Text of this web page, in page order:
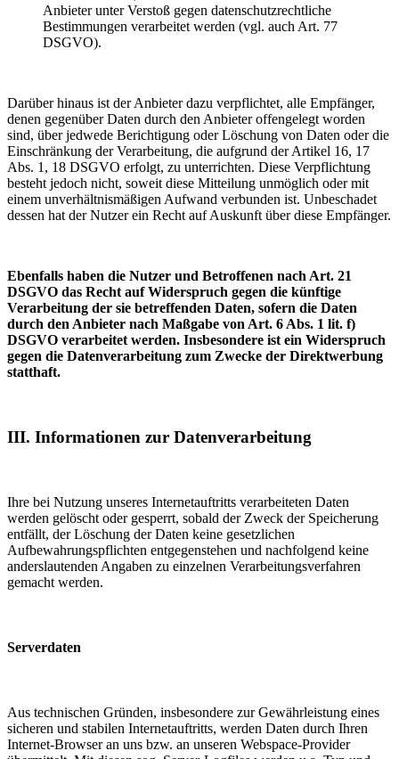
Anbieter unter Verstoß gegen datenschutzrechtliche
Bestimmungen verarbeitet werden (vgl. auch Art. 77
DSGVO).
Darüber hinaus ist der Anbieter dazu verpflichtet, alle Empfänger,
denen gegenüber Daten durch den Anbieter offengelegt worden
sind, über jedwede Berichtigung oder Löschung von Daten oder die
Einschränkung der Verarbeitung, die aufgrund der Artikel 16, 17
Abs. 1, 18 DSGVO erfolgt, zu unterrichten. Diese Verpflichtung
besteht jedoch nicht, soweit diese Mitteilung unmöglich oder mit
einem unverhältnismäßigen Aufwand verbunden ist. Unbeschadet
dessen hat der Nutzer ein Recht auf Auskunft über diese Empfänger.
Ebenfalls haben die Nutzer und Betroffenen nach Art. 21
DSGVO das Recht auf Widerspruch gegen die künftige
Verarbeitung der sie betreffenden Daten, sofern die Daten
durch den Anbieter nach Maßgabe von Art. 6 Abs. 1 lit. f)
DSGVO verarbeitet werden. Insbesondere ist ein Widerspruch
gegen die Datenverarbeitung zum Zwecke der Direktwerbung
statthaft.
III. Informationen zur Datenverarbeitung
Ihre bei Nutzung unseres Internetauftritts verarbeiteten Daten
werden gelöscht oder gesperrt, sobald der Zweck der Speicherung
entfällt, der Löschung der Daten keine gesetzlichen
Aufbewahrungspflichten entgegenstehen und nachfolgend keine
anderslautenden Angaben zu einzelnen Verarbeitungsverfahren
gemacht werden.
Serverdaten
Aus technischen Gründen, insbesondere zur Gewährleistung eines
sicheren und stabilen Internetauftritts, werden Daten durch Ihren
Internet-Browser an uns bzw. an unseren Webspace-Provider